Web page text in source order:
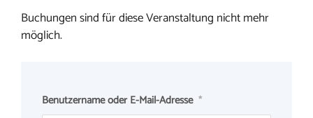
Buchungen sind für diese Veranstaltung nicht mehr
möglich.
Benutzername oder E-Mail-Adresse *